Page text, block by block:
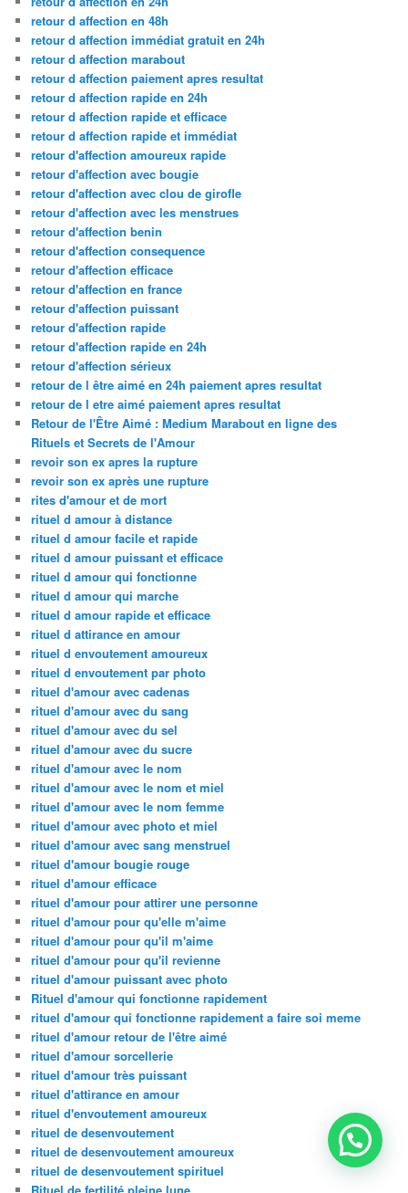
retour d affection en 48h
retour d affection immédiat gratuit en 24h
retour d affection marabout
retour d affection paiement apres resultat
retour d affection rapide en 24h
retour d affection rapide et efficace
retour d affection rapide et immédiat
retour d'affection amoureux rapide
retour d'affection avec bougie
retour d'affection avec clou de girofle
retour d'affection avec les menstrues
retour d'affection benin
retour d'affection consequence
retour d'affection efficace
retour d'affection en france
retour d'affection puissant
retour d'affection rapide
retour d'affection rapide en 24h
retour d'affection sérieux
retour de l être aimé en 24h paiement apres resultat
retour de l etre aimé paiement apres resultat
Retour de l'Être Aimé : Medium Marabout en ligne des
Rituels et Secrets de l'Amour
revoir son ex apres la rupture
revoir son ex après une rupture
rites d'amour et de mort
rituel d amour à distance
rituel d amour facile et rapide
rituel d amour puissant et efficace
rituel d amour qui fonctionne
rituel d amour qui marche
rituel d amour rapide et efficace
rituel d attirance en amour
rituel d envoutement amoureux
rituel d envoutement par photo
rituel d'amour avec cadenas
rituel d'amour avec du sang
rituel d'amour avec du sel
rituel d'amour avec du sucre
rituel d'amour avec le nom
rituel d'amour avec le nom et miel
rituel d'amour avec le nom femme
rituel d'amour avec photo et miel
rituel d'amour avec sang menstruel
rituel d'amour bougie rouge
rituel d'amour efficace
rituel d'amour pour attirer une personne
rituel d'amour pour qu'elle m'aime
rituel d'amour pour qu'il m'aime
rituel d'amour pour qu'il revienne
rituel d'amour puissant avec photo
Rituel d'amour qui fonctionne rapidement
rituel d'amour qui fonctionne rapidement a faire soi meme
rituel d'amour retour de l'être aimé
rituel d'amour sorcellerie
rituel d'amour très puissant
rituel d'attirance en amour
rituel d'envoutement amoureux
rituel de desenvoutement
rituel de desenvoutement amoureux
rituel de desenvoutement spirituel